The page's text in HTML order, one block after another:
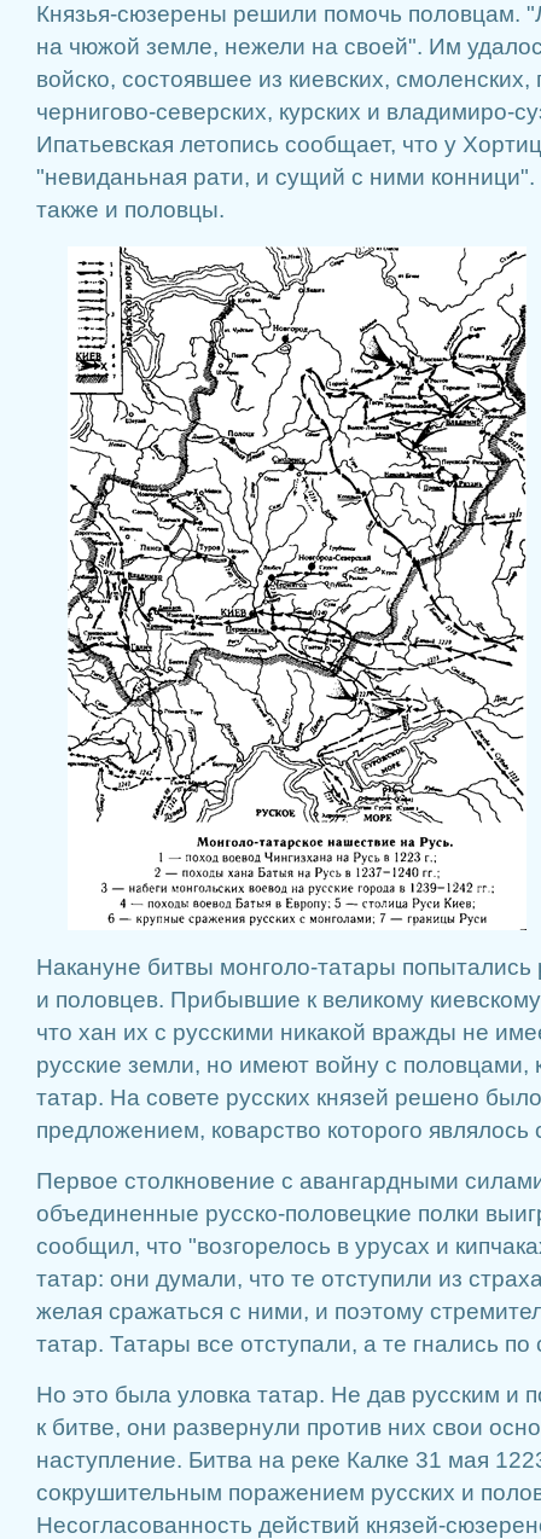
Князья-сюзерены решили помочь половцам.
на чюжой земле, нежели на своей". Им
войско, состоявшее из киевских, смоленских,
чернигово-северских, курских и владимиро-
Ипатьевская летопись сообщает, что у
"невиданьная рати, и сущий с ними
также и половцы.
Накануне битвы монголо-татары попытались
и половцев. Прибывшие к великому
что хан их с русскими никакой вражды не
русские земли, но имеют войну с половцами,
татар. На совете русских князей решено
предложением, коварство которого
Первое столкновение с авангардными
объединенные русско-половецкие полки
сообщил, что "возгорелось в урусах и
татар: они думали, что те отступили из
желая сражаться с ними, и поэтому
татар. Татары все отступали, а те гнались
Но это была уловка татар. Не дав русским и
к битве, они развернули против них свои
наступление. Битва на реке Калке 31 мая
сокрушительным поражением русских и
Несогласованность действий князей-